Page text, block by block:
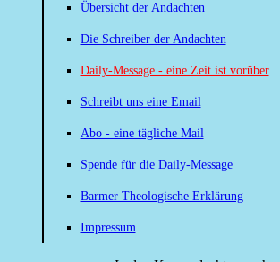
Übersicht der Andachten
Die Schreiber der Andachten
Daily-Message - eine Zeit ist vorüber
Schreibt uns eine Email
Abo - eine tägliche Mail
Spende für die Daily-Message
Barmer Theologische Erklärung
Impressum